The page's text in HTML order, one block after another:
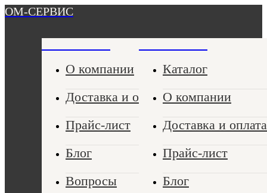
ОМ-СЕРВИС
О компании
Доставка и оплата
Прайс-лист
Блог
Вопросы
Каталог
О компании
Доставка и оплата
Прайс-лист
Блог